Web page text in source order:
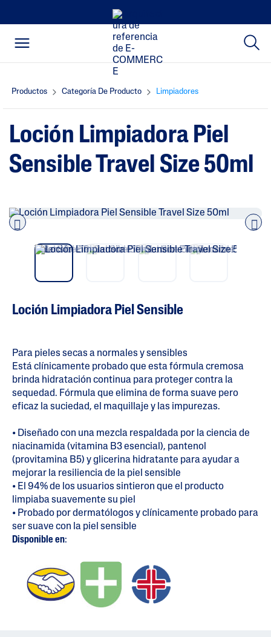
Productos Categoría De Producto Limpiadores
Loción Limpiadora Piel
Sensible Travel Size 50ml
Loción Limpiadora Piel Sensible
Para pieles secas a normales y sensibles
Está clínicamente probado que esta fórmula cremosa
brinda hidratación continua para proteger contra la
sequedad. Fórmula que elimina de forma suave pero
eficaz la suciedad, el maquillaje y las impurezas.
• Diseñado con una mezcla respaldada por la ciencia de
niacinamida (vitamina B3 esencial), pantenol
(provitamina B5) y glicerina hidratante para ayudar a
mejorar la resiliencia de la piel sensible
• El 94% de los usuarios sintieron que el producto
limpiaba suavemente su piel
• Probado por dermatólogos y clínicamente probado para
ser suave con la piel sensible
Disponible en: